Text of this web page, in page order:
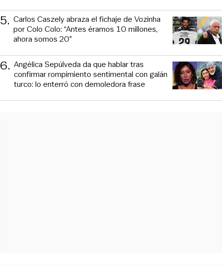
5. Carlos Caszely abraza el fichaje de Vozinha
por Colo Colo: “Antes éramos 10 millones,
ahora somos 20”
6. Angélica Sepúlveda da que hablar tras
confirmar rompimiento sentimental con galán
turco: lo enterró con demoledora frase